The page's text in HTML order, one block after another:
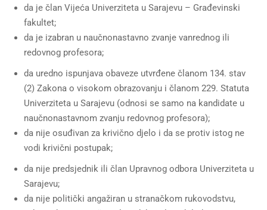
da je član Vijeća Univerziteta u Sarajevu – Građevinski
fakultet;
da je izabran u naučnonastavno zvanje vanrednog ili
redovnog profesora;
da uredno ispunjava obaveze utvrđene članom 134. stav
(2) Zakona o visokom obrazovanju i članom 229. Statuta
Univerziteta u Sarajevu (odnosi se samo na kandidate u
naučnonastavnom zvanju redovnog profesora);
da nije osuđivan za krivično djelo i da se protiv istog ne
vodi krivični postupak;
da nije predsjednik ili član Upravnog odbora Univerziteta u
Sarajevu;
da nije politički angažiran u stranačkom rukovodstvu,